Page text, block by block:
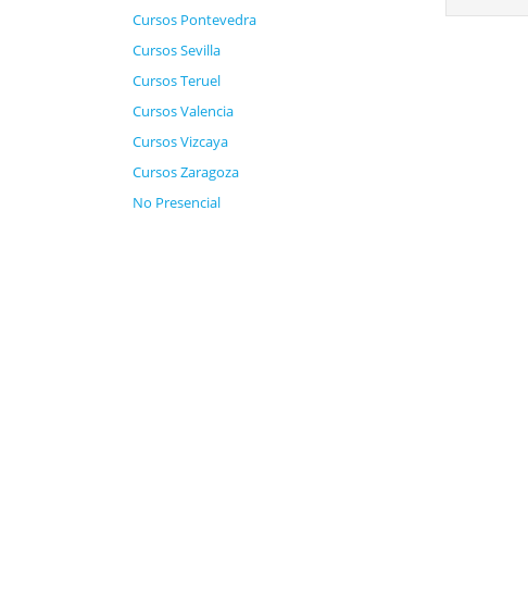
Cursos Pontevedra
Cursos Sevilla
Cursos Teruel
Cursos Valencia
Cursos Vizcaya
Cursos Zaragoza
No Presencial